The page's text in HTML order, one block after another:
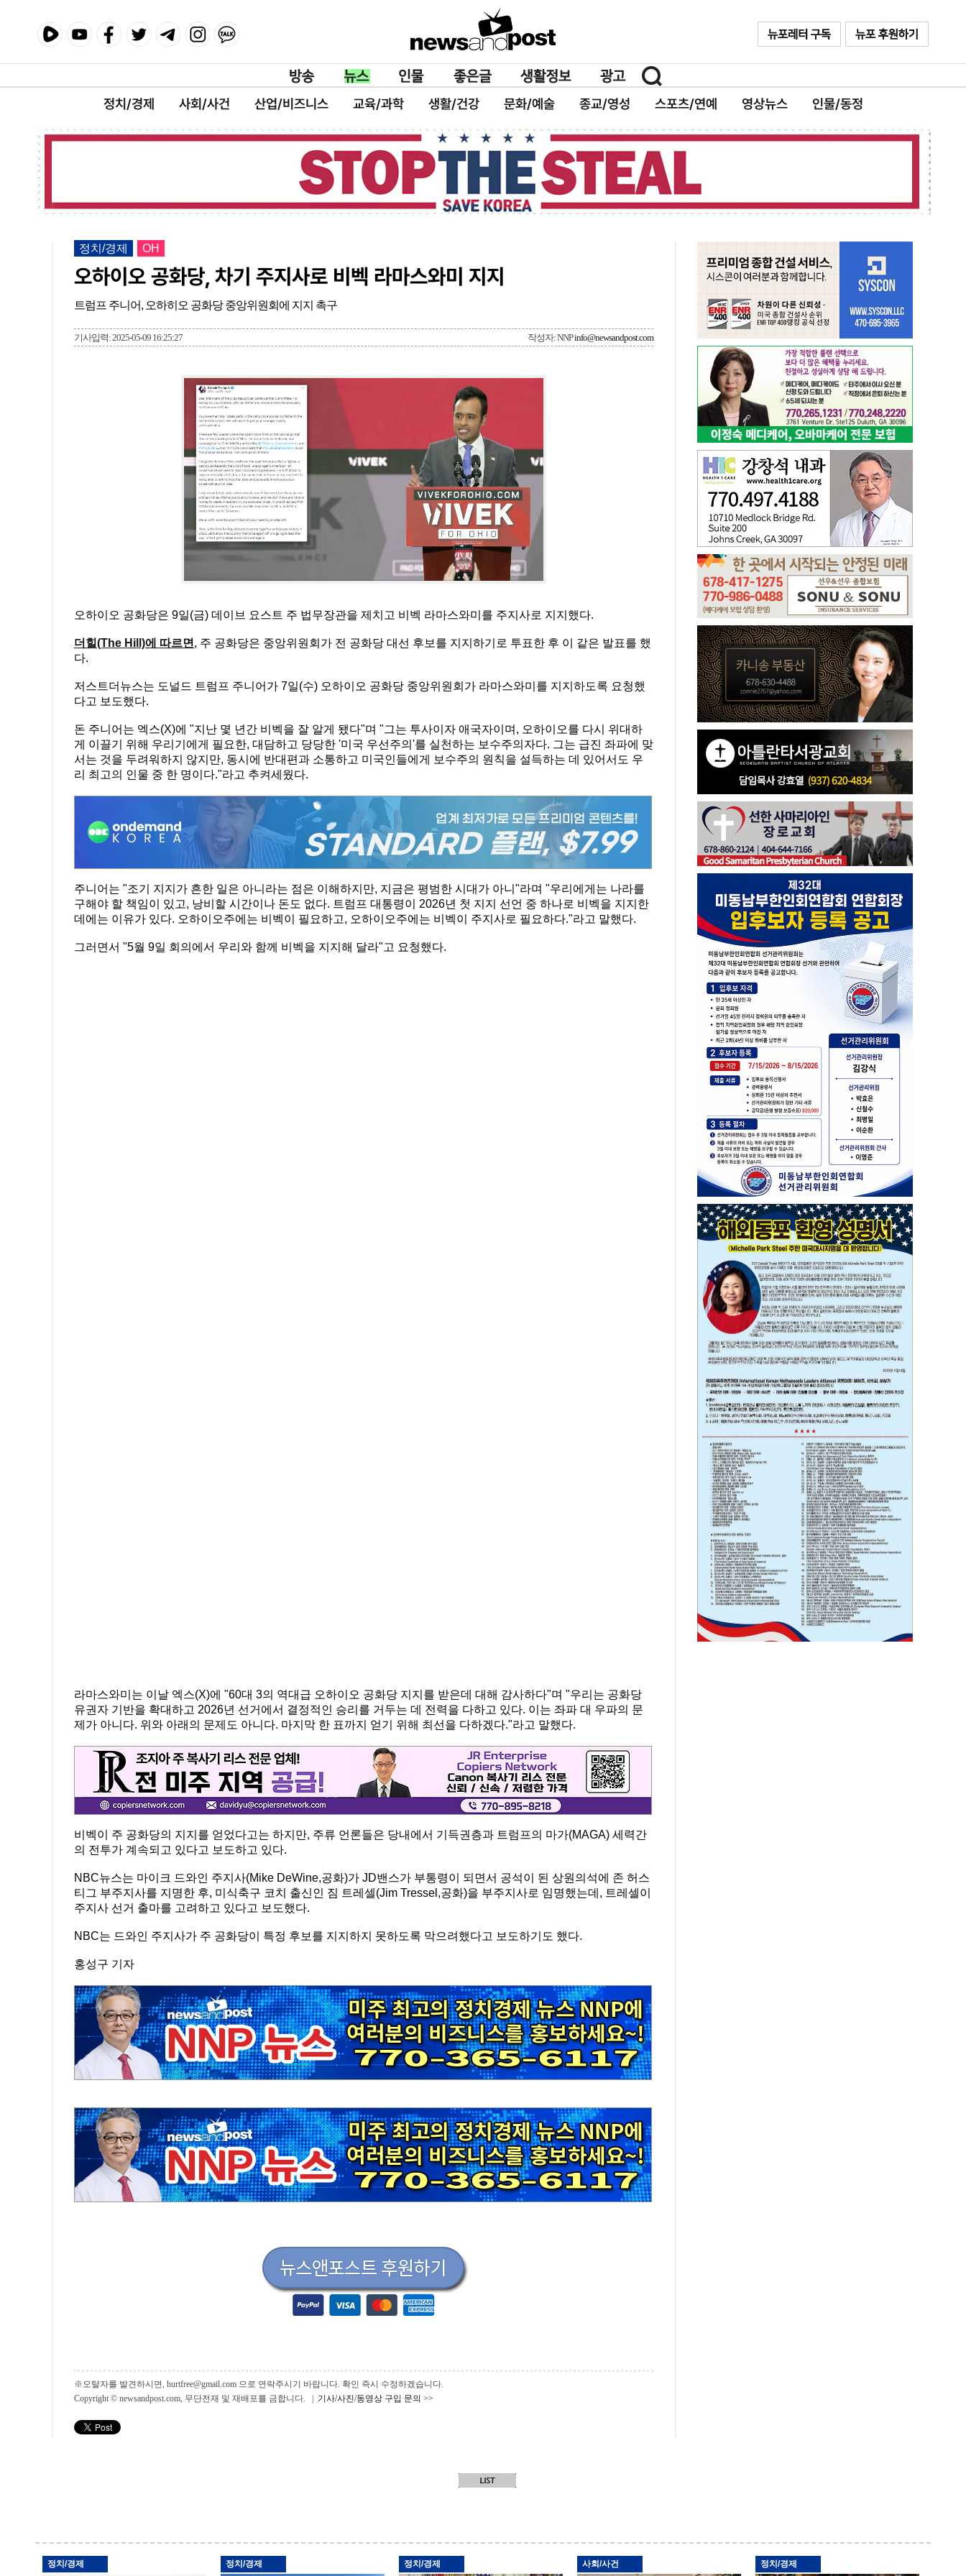
정치/경제 사회/사건 산업/비즈니스 교육/과학 생활/건강 문화/예술 종교/영성 스포츠/연예 영상뉴스 인물/동정
정치/경제 OH
오하이오 공화당, 차기 주지사로 비벡 라마스와미 지지
트럼프 주니어, 오하히오 공화당 중앙위원회에 지지 촉구
기사입력: 2025-05-09 16:25:27 작성자: NNPinfo@newsandpost.com
오하이오 공화당은 9일(금) 데이브 요스트 주 법무장관을 제치고 비벡 라마스와미를 주지사로 지지했다.
더힐(The Hill)에 따르면 , 주 공화당은 중앙위원회가 전 공화당 대선 후보를 지지하기로 투표한 후 이 같은 발표를 했
다.
저스트더뉴스는 도널드 트럼프 주니어가 7일(수) 오하이오 공화당 중앙위원회가 라마스와미를 지지하도록 요청했
다고 보도했다.
돈 주니어는 엑스(X)에 "지난 몇 년간 비벡을 잘 알게 됐다"며 "그는 투사이자 애국자이며, 오하이오를 다시 위대하
게 이끌기 위해 우리기에게 필요한, 대담하고 당당한 '미국 우선주의'를 실천하는 보수주의자다. 그는 급진 좌파에 맞
서는 것을 두려워하지 않지만, 동시에 반대편과 소통하고 미국인들에게 보수주의 원칙을 설득하는 데 있어서도 우
리 최고의 인물 중 한 명이다."라고 추켜세웠다.
주니어는 "조기 지지가 흔한 일은 아니라는 점은 이해하지만, 지금은 평범한 시대가 아니"라며 "우리에게는 나라를
구해야 할 책임이 있고, 낭비할 시간이나 돈도 없다. 트럼프 대통령이 2026년 첫 지지 선언 중 하나로 비벡을 지지한
데에는 이유가 있다. 오하이오주에는 비벡이 필요하고, 오하이오주에는 비벡이 주지사로 필요하다."라고 말했다.
그러면서 "5월 9일 회의에서 우리와 함께 비벡을 지지해 달라"고 요청했다.
라마스와미는 이날 엑스(X)에 "60대 3의 역대급 오하이오 공화당 지지를 받은데 대해 감사하다"며 "우리는 공화당
유권자 기반을 확대하고 2026년 선거에서 결정적인 승리를 거두는 데 전력을 다하고 있다. 이는 좌파 대 우파의 문
제가 아니다. 위와 아래의 문제도 아니다. 마지막 한 표까지 얻기 위해 최선을 다하겠다."라고 말했다.
비벡이 주 공화당의 지지를 얻었다고는 하지만, 주류 언론들은 당내에서 기득권층과 트럼프의 마가(MAGA) 세력간
의 전투가 계속되고 있다고 보도하고 있다.
NBC뉴스는 마이크 드와인 주지사(Mike DeWine,공화)가 JD밴스가 부통령이 되면서 공석이 된 상원의석에 존 허스
티그 부주지사를 지명한 후, 미식축구 코치 출신인 짐 트레셀(Jim Tressel,공화)을 부주지사로 임명했는데, 트레셀이
주지사 선거 출마를 고려하고 있다고 보도했다.
NBC는 드와인 주지사가 주 공화당이 특정 후보를 지지하지 못하도록 막으려했다고 보도하기도 했다.
홍성구 기자
※오탈자를 발견하시면, hurtfree@gmail.com 으로 연락주시기 바랍니다. 확인 즉시 수정하겠습니다.
Copyright © newsandpost.com, 무단전재 및 재배포를 금합니다. | 기사/사진/동영상 구입 문의 >>
정치/경제 정치/경제 정치/경제 사회/사건 정치/경제